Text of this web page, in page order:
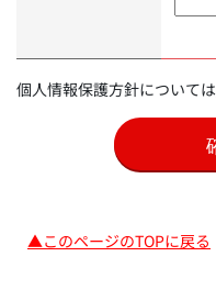
個人情報保護方針については
▲このページのTOPに戻る